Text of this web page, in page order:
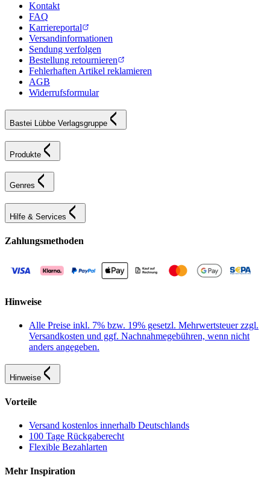
Kontakt
FAQ
Karriereportal
Versandinformationen
Sendung verfolgen
Bestellung retournieren
Fehlerhaften Artikel reklamieren
AGB
Widerrufsformular
Bastei Lübbe Verlagsgruppe
Produkte
Genres
Hilfe & Services
Zahlungsmethoden
Hinweise
Alle Preise inkl. 7% bzw. 19% gesetzl. Mehrwertsteuer zzgl.
Versandkosten und ggf. Nachnahmegebühren, wenn nicht
anders angegeben.
Hinweise
Vorteile
Versand kostenlos innerhalb Deutschlands
100 Tage Rückgaberecht
Flexible Bezahlarten
Mehr Inspiration